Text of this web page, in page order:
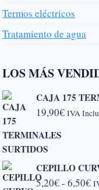
Termos eléctricos
Tratamiento de agua
LOS MÁS
CAJA 175
19,90€ IVA
CEPILLO
5,20€- 6,50€